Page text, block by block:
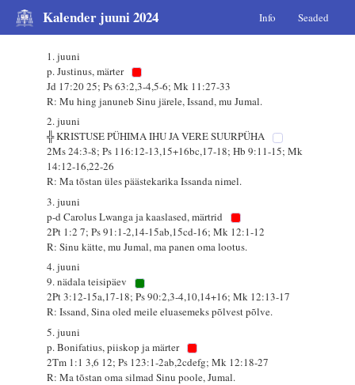
Kalender juuni 2024 Info Seaded
1. juuni
p. Justinus, märter
Jd 17:20 25; Ps 63:2,3-4,5-6; Mk 11:27-33
R: Mu hing januneb Sinu järele, Issand, mu Jumal.
2. juuni
╬ KRISTUSE PÜHIMA IHU JA VERE SUURPÜHA
2Ms 24:3-8; Ps 116:12-13,15+16bc,17-18; Hb 9:11-15; Mk
14:12-16,22-26
R: Ma tõstan üles päästekarika Issanda nimel.
3. juuni
p-d Carolus Lwanga ja kaaslased, märtrid
2Pt 1:2 7; Ps 91:1-2,14-15ab,15cd-16; Mk 12:1-12
R: Sinu kätte, mu Jumal, ma panen oma lootus.
4. juuni
9. nädala teisipäev
2Pt 3:12-15a,17-18; Ps 90:2,3-4,10,14+16; Mk 12:13-17
R: Issand, Sina oled meile eluasemeks põlvest põlve.
5. juuni
p. Bonifatius, piiskop ja märter
2Tm 1:1 3,6 12; Ps 123:1-2ab,2cdefg; Mk 12:18-27
R: Ma tõstan oma silmad Sinu poole, Jumal.